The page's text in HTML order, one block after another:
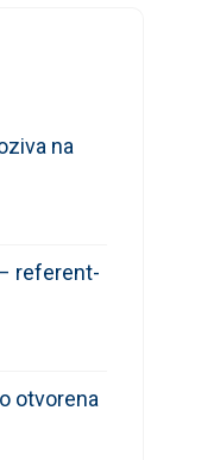
na
referent-
otvorena